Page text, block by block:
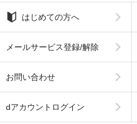
はじめての方へ
メールサービス登録/解除
お問い合わせ
dアカウントログイン